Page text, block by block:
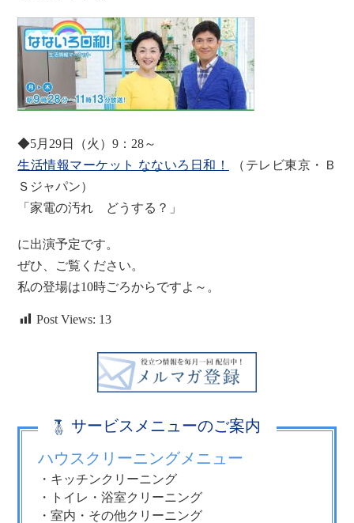
◆5月29日（火）9：28～
生活情報マーケット なないろ日和！
（テレビ東京・Ｂ
Ｓジャパン）
「家電の汚れ どうする？」
に出演予定です。
ぜひ、ご覧ください。
私の登場は10時ごろからですよ～。
Post Views: 13
サービスメニューのご案内
ハウスクリーニングメニュー
・キッチンクリーニング
・トイレ・浴室クリーニング
・室内・その他クリーニング